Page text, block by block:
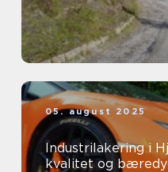
05. august 2025
Industrilakering i
kvalitet og